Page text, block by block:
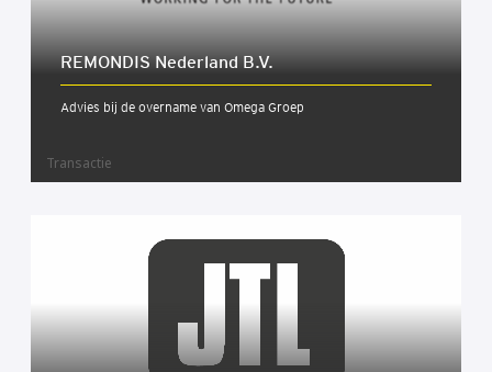
REMONDIS Neder­land B.V.
Advies bij de overname van Omega Groep
Transactie